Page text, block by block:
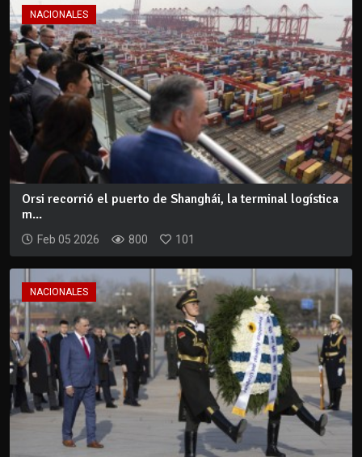
NACIONALES
Orsi recorrió el puerto de Shanghái, la terminal logística
m...
Feb 05 2026 800 101
NACIONALES